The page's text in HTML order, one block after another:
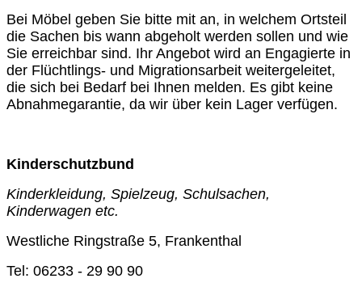
Bei Möbel geben Sie bitte mit an, in welchem Ortsteil
die Sachen bis wann abgeholt werden sollen und wie
Sie erreichbar sind. Ihr Angebot wird an Engagierte in
der Flüchtlings- und Migrationsarbeit weitergeleitet,
die sich bei Bedarf bei Ihnen melden. Es gibt keine
Abnahmegarantie, da wir über kein Lager verfügen.
Kinderschutzbund
Kinderkleidung, Spielzeug, Schulsachen,
Kinderwagen etc.
Westliche Ringstraße 5, Frankenthal
Tel: 06233 - 29 90 90